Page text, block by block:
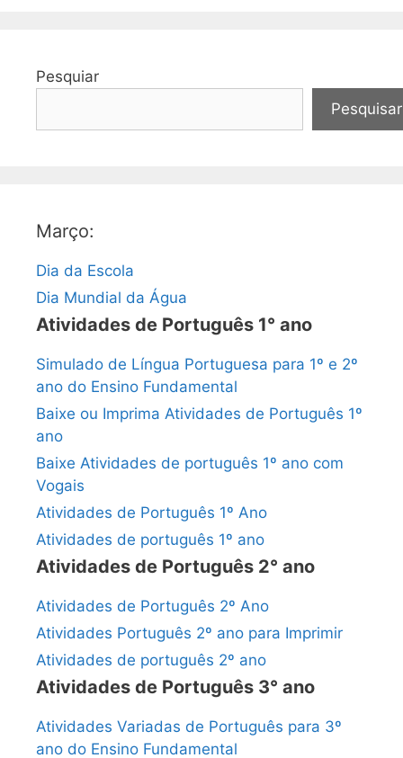
Pesquiar
Pesquisar
Março:
Dia da Escola
Dia Mundial da Água
Atividades de Português 1° ano
Simulado de Língua Portuguesa para 1º e 2º
ano do Ensino Fundamental
Baixe ou Imprima Atividades de Português 1º
ano
Baixe Atividades de português 1º ano com
Vogais
Atividades de Português 1º Ano
Atividades de português 1º ano
Atividades de Português 2° ano
Atividades de Português 2º Ano
Atividades Português 2º ano para Imprimir
Atividades de português 2º ano
Atividades de Português 3° ano
Atividades Variadas de Português para 3º
ano do Ensino Fundamental